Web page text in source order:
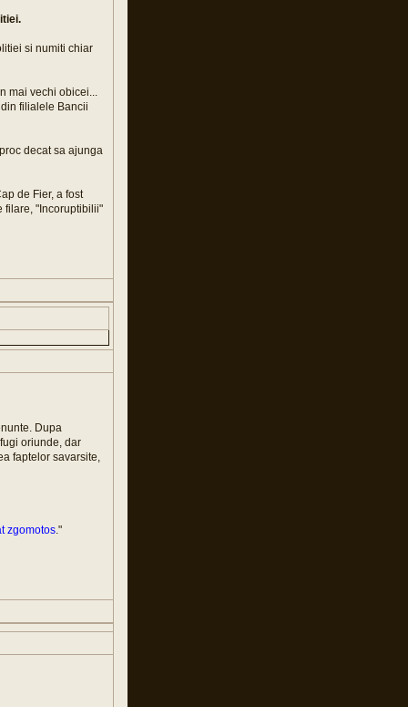
si numiti chiar
mai vechi obicei...
filialele Bancii
decat sa ajunga
de Fier, a fost
filare, "Incoruptibilii"
Dupa
oriunde, dar
faptelor savarsite,
zgomotos."